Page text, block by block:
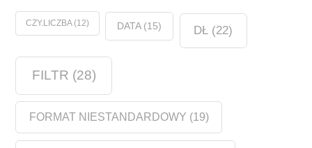
CZY.LICZBA(12) DATA(15) DŁ (22)
FILTR (28)
FORMAT NIESTANDARDOWY (19)